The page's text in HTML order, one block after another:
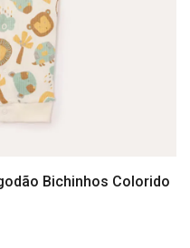
Bichinhos Colorido